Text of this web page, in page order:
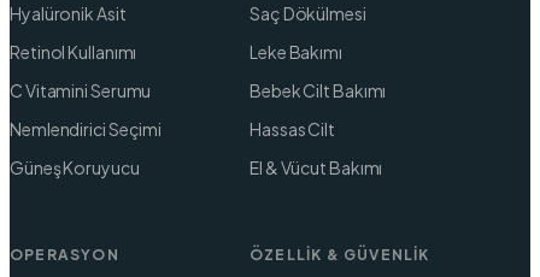
Hyalüronik Asit
Retinol Kullanımı
C Vitamini Serumu
Nemlendirici Seçimi
Güneş Koruyucu
Saç Dökülmesi
Leke Bakımı
Bebek Cilt Bakımı
Hassas Cilt
El & Vücut Bakımı
OPERASYON ÖZELLIK & GÜVENLIK